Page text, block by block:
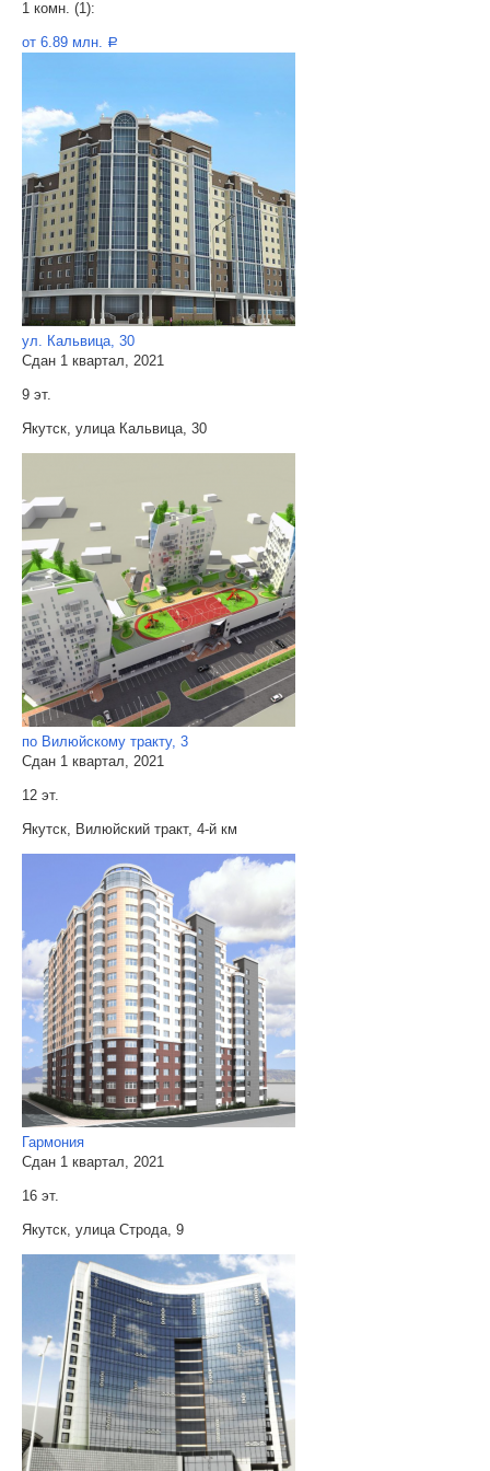
1 комн. (1):
от 6.89 млн. a
ул. Кальвица, 30
Сдан 1 квартал, 2021
9 эт.
Якутск, улица Кальвица, 30
по Вилюйскому тракту, 3
Сдан 1 квартал, 2021
12 эт.
Якутск, Вилюйский тракт, 4-й км
Гармония
Сдан 1 квартал, 2021
16 эт.
Якутск, улица Строда, 9